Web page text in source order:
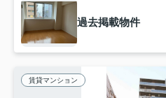
過去掲載物件
賃貸マンション